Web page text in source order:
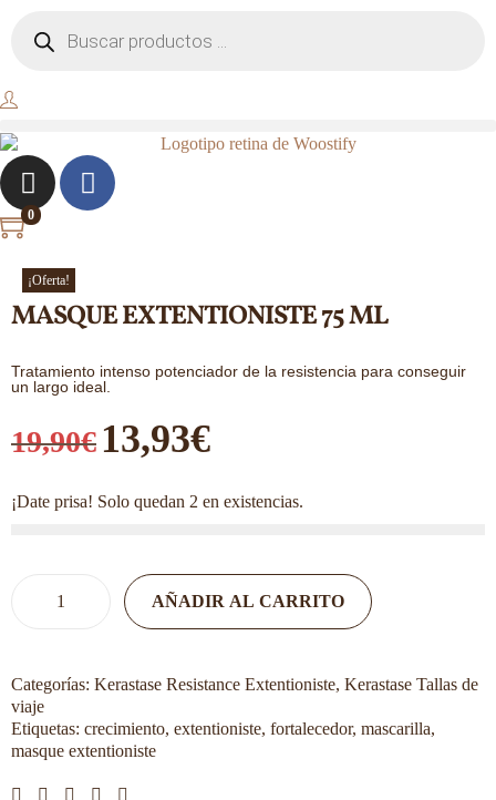
0
¡Oferta!
MASQUE EXTENTIONISTE 75 ML
Tratamiento intenso potenciador de la resistencia para conseguir
un largo ideal.
19,90€ 13,93€
¡Date prisa! Solo quedan 2 en existencias.
AÑADIR AL CARRITO
Categorías: Kerastase Resistance Extentioniste, Kerastase Tallas de
viaje
Etiquetas: crecimiento, extentioniste, fortalecedor, mascarilla,
masque extentioniste